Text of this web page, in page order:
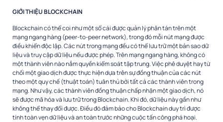
GIỚI THIỆU BLOCKCHAIN
Blockchain có thể coi như một sổ cái được quản lý phân tán trên một
mạng ngang hàng (peer-to-peer network), trong đó mỗi nút mạng được
điều khiển độc lập. Các nút trong mạng đều có thể lưu trữ một bản sao dữ
liệu và truy cập dữ liệu nếu được phép. Trên mạng ngang hàng, không có
một thành viên nào nắm quyền kiểm soát tập trung. Việc phê duyệt hay từ
chối một giao dịch được thực hiện dựa trên sự đồng thuận của các nút
theo một quy chế (thuật toán) tuân thủ bởi tất cả các thành viên trong
mạng. Như vậy, các thành viên đồng thuận chấp nhận một giao dịch, nó
sẽ được mã hóa và lưu trữ trong Blockchain. Khi đó, dữ liệu này gần như
không thể thay đổi được. Điều đó đảm bảo cho Blockchain duy trì được
tính toàn vẹn dữ liệu và an toàn trước những cuộc tấn công phá hoại.